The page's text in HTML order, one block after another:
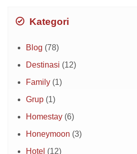
Kategori
Blog (78)
Destinasi (12)
Family (1)
Grup (1)
Homestay (6)
Honeymoon (3)
Hotel (12)